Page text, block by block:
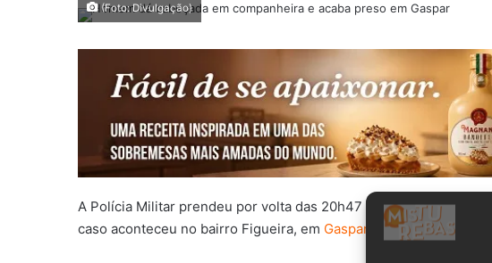
(Foto: Divulgação)
A Polícia Militar prendeu por volta das 20h47 do último domingo
caso aconteceu no bairro Figueira, em Gaspar